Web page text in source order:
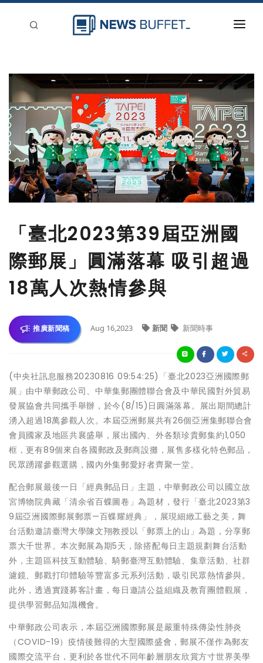
新聞稿分類
登入
刊登
「臺北2023第39屆亞洲國
際郵展」圓滿落幕 吸引超過
18萬人次熱情參與
推廣新聞稿 Aug 16,2023 新聞 新聞時事
(中央社訊息服務20230816 09:54:25)「臺北2023亞洲國際郵
展」由中華郵政公司、中華集郵團體聯合會及中華民國對外貿易
發展協會共同攜手舉辦，於今(8/15)日圓滿落幕。展出期間總計
湧入超過18萬參觀人次。本屆亞洲郵展共有26個亞洲集郵聯合會
會員國家及地區共襄盛舉，展出國內、外各類珍貴郵集約1,050
框，更有89個來自各國郵政及郵商設攤，展售多樣化特色郵品，
民眾踴躍參觀選購，國內外集郵愛好者齊聚一堂。
配合郵展最後一日「經典郵品日」主題，中華郵政公司以國立故
宮博物院典藏「清余省百蝶圖卷」為題材，發行「臺北2023第3
9屆亞洲國際郵展郵票—百蝶耀經典」，展現細緻工藝之美，舞
台活動邀請臺灣大學陳文翔教授以「郵票上的山」為題，分享郵
票大千世界。本次郵展為期5天，除搭配每日主題規劃舞台活動
外，主題區科技互動體驗、騎郵臺灣互動體驗、集章活動、社群
濾鏡、郵戳打印體驗等豐富多元系列活動，吸引民眾熱情參與。
此外，透過實踐募客計畫，每日邀請公益組織及教育團體觀展，
提供學習郵品知識機會。
中華郵政公司表示，本屆亞洲國際郵展是嚴重特殊傳染性肺炎
（COVID-19）疫情後難得的大型國際盛會，郵展不僅作為郵友
國際交流平台，更利於各世代不同年齡層朋友欣賞方寸世界美學